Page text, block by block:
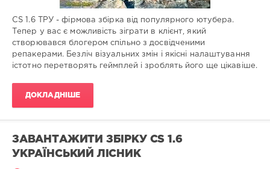
CS 1.6 ТРУ - фірмова збірка від популярного ютубера.
Тепер у вас є можливість зіграти в клієнт, який
створювався блогером спільно з досвідченими
репакерами. Безліч візуальних змін і якісні налаштування
істотно перетворять геймплей і зроблять його ще цікавіше.
ДОКЛАДНІШЕ
ЗАВАНТАЖИТИ ЗБІРКУ CS 1.6
УКРАЇНСЬКИЙ ЛІСНИК